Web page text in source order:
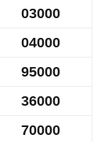
03000
​04000
​95000
​36000
70000